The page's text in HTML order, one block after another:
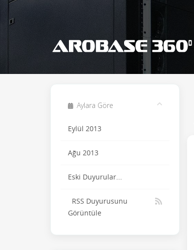
Aylara Göre
Eylül 2013
Ağu 2013
Eski Duyurular...
RSS Duyurusunu
Görüntüle